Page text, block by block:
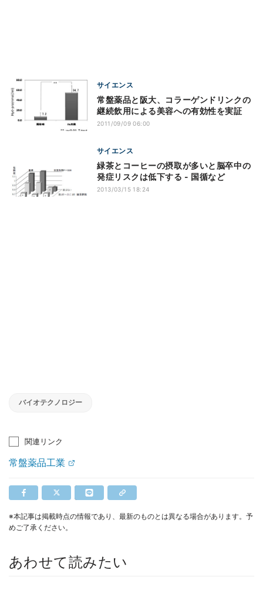
サイエンス
常盤薬品と阪大、コラーゲンドリンクの
継続飲用による美容への有効性を実証
2011/09/09 06:00
サイエンス
緑茶とコーヒーの摂取が多いと脳卒中の
発症リスクは低下する - 国循など
2013/03/15 18:24
バイオテクノロジー
関連リンク
常盤薬品工業
※本記事は掲載時点の情報であり、最新のものとは異なる場合があります。予
めご了承ください。
あわせて読みたい